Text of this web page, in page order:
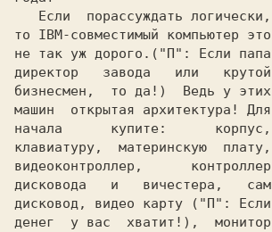
то IBM-совместимый компьютер это
не так уж дорого. ( "П":
Если папа
директор   завода   или   крутой
бизнесмен,  то да!)
  Ведь у этих
машин  открытая архитектура! Для
клавиатуру,  материнскую  плату,
видеоконтроллер,      контроллер
дисковода   и   вичестера,   сам
дисковод, видео карту
( "П":
Если
денег  у вас  хватит!)